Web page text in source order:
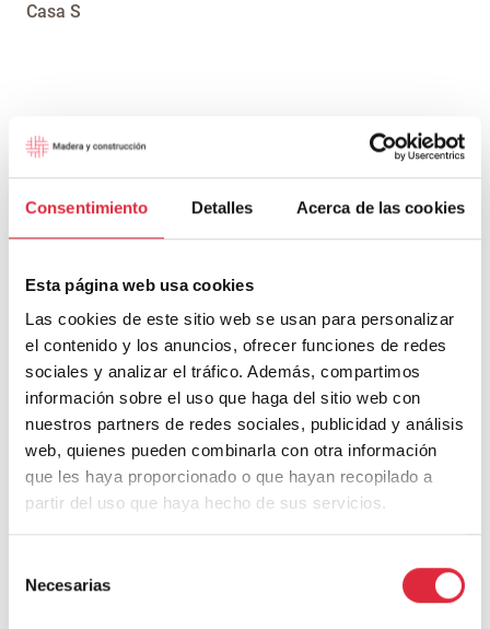
Consentimiento Detalles Acerca de las cookies
Esta página web usa cookies
Las cookies de este sitio web se usan para personalizar
el contenido y los anuncios, ofrecer funciones de redes
sociales y analizar el tráfico. Además, compartimos
información sobre el uso que haga del sitio web con
nuestros partners de redes sociales, publicidad y análisis
web, quienes pueden combinarla con otra información
que les haya proporcionado o que hayan recopilado a
partir del uso que haya hecho de sus servicios.
Necesarias
Casa S
Deja una respuesta
Tu dirección de correo electrónico no será publicada. Los campos
obligatorios están marcados con
Comentario
Nombre*